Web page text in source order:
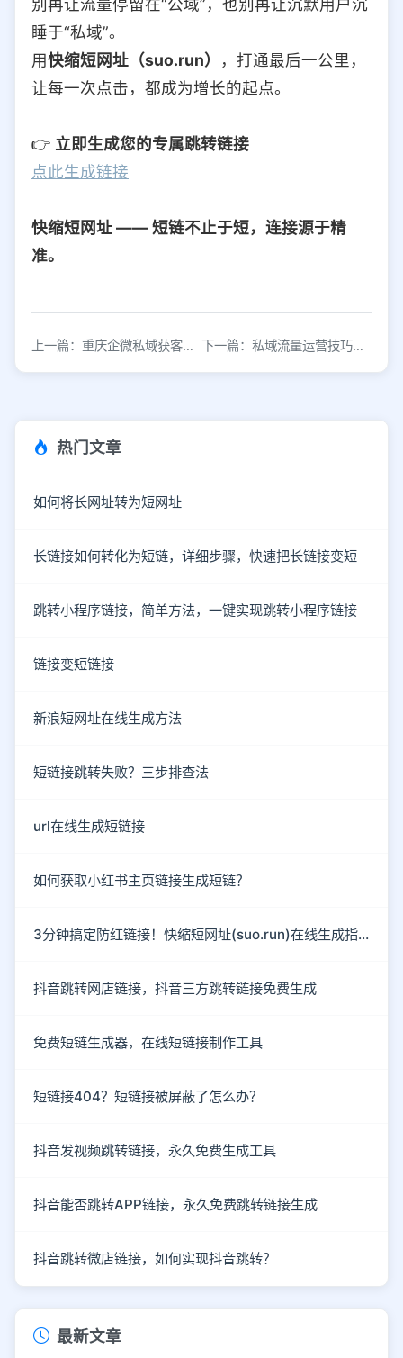
别再让流量停留在“公域”，也别再让沉默用户沉
睡于“私域”。
用快缩短网址（suo.run）
，打通最后一公里，
让每一次点击，都成为增长的起点。
👉 立即生成您的专属跳转链接
点此生成链接
快缩短网址 —— 短链不止于短，连接源于精
准。
上一篇：重庆企微私域获客方法及跨域跳转实用吗 下一篇：私域流量运营技巧：快速获取精准用户的方法
热门文章
如何将长网址转为短网址
长链接如何转化为短链，详细步骤，快速把长链接变短
跳转小程序链接，简单方法，一键实现跳转小程序链接
链接变短链接
新浪短网址在线生成方法
短链接跳转失败？三步排查法
url在线生成短链接
如何获取小红书主页链接生成短链？
3分钟搞定防红链接！快缩短网址(suo.run)在线生成指南
抖音跳转网店链接，抖音三方跳转链接免费生成
免费短链生成器，在线短链接制作工具
短链接404？短链接被屏蔽了怎么办？
抖音发视频跳转链接，永久免费生成工具
抖音能否跳转APP链接，永久免费跳转链接生成
抖音跳转微店链接，如何实现抖音跳转？
最新文章